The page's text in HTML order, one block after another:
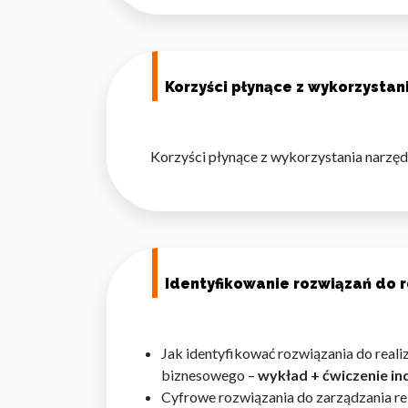
Korzyści płynące z
Korzyści płynące z wykorzystania
Identyfikowanie rozwiązań do
Jak identyfikować rozwiązania do
biznesowego – wykład + ćwiczenie
Cyfrowe rozwiązania do zarządzania
analitycznym. Partnerzy
sposób bez nich. Te pliki
Pliki cookie dotyczące
np. preferowany język lub